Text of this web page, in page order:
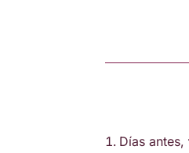
Días antes,